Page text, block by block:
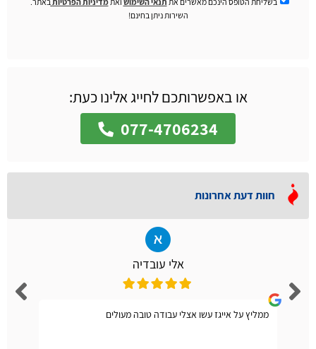
השירות ניתן בחינם!
או באפשרותכם לחייג אלינו כעת:
077-4706234
חוות דעת אחרונות
אלי עובדיה
ממליץ על אייגז עשו אצלי עבודה טובה מעולים